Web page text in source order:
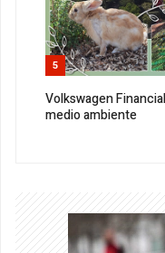
5
Volkswagen
medio ambiente